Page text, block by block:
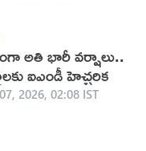
అతి భారీ వర్షాలు..
ఐఎండీ హెచ్చరిక
2026, 02:08 IST